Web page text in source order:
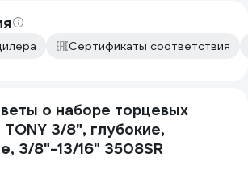
Сертификаты соответствия
о наборе торцевых
TONY 3/8", глубокие,
3/8"-13/16" 3508SR